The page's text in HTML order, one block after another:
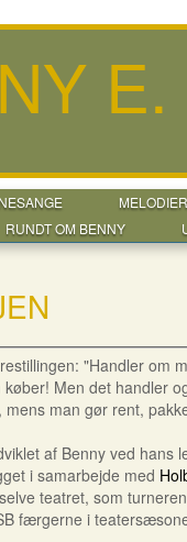
RUNDT OM BENNY
"Handler om
Men det handler
man gør rent,
af Benny ved hans
i samarbejde med
teatret, som
færgerne i